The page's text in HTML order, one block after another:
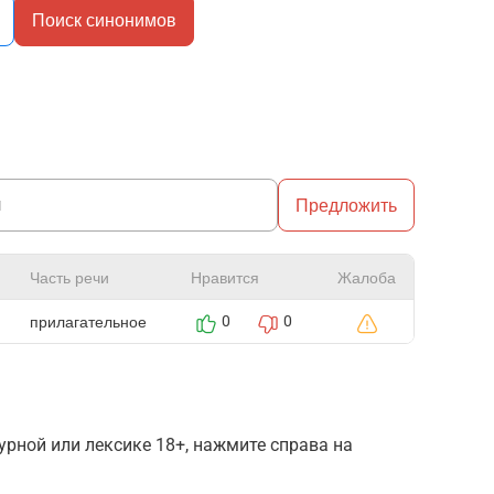
Поиск синонимов
Предложить
Часть речи Нравится
Жалоба
прилагательное
0 0
или лексике 18+, нажмите справа на